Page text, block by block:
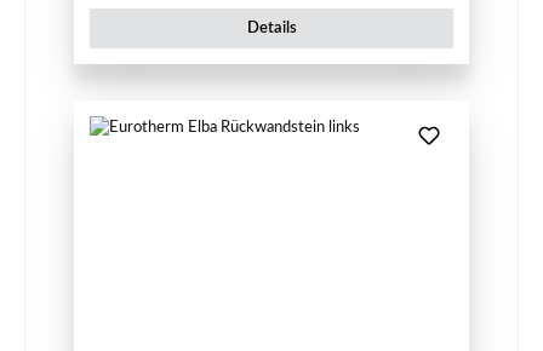
Details